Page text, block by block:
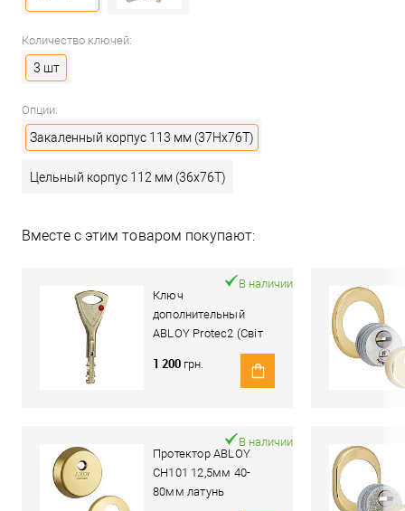
Количество ключей:
3 шт
Опции:
Закаленный корпус 113 мм (37Hx76T)
Цельный корпус 112 мм (36x76T)
Вместе с этим товаром покупают:
Ключ
дополнительный
ABLOY Protec2 (Світ
В наличии
1 200 грн.
Протектор ABLOY
CH101 12,5мм 40-
80мм латунь
В наличии